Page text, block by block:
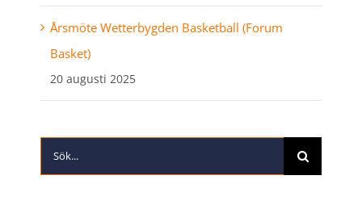
Årsmöte Wetterbygden Basketball (Forum
Basket)
20 augusti 2025
Sök
efter: